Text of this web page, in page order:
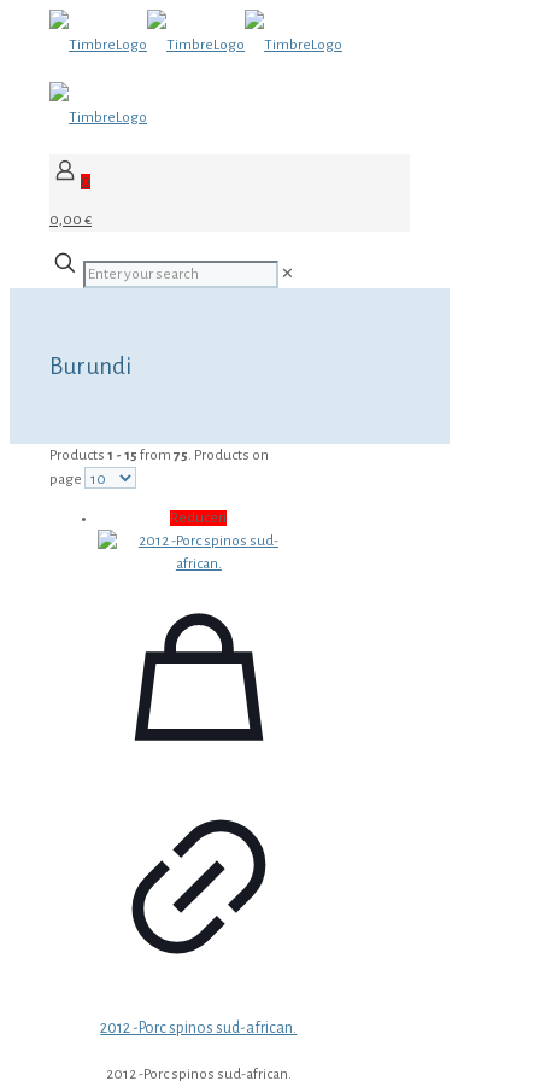
0
0,00 €
✕
Burundi
Products 1 - 15 from 75. Products on
page
Reduceri
2012 -Porc spinos sud-african.
2012 -Porc spinos sud-african.